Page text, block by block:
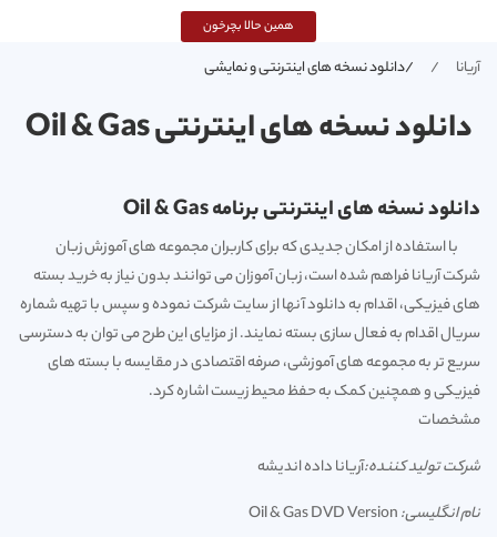
همین حالا بچرخون
دانلود نسخه های اینترنتی Oil & Gas
آریانا /دانلود نسخه های اینترنتی و نمایشی
دانلود نسخه های اینترنتی برنامه Oil & Gas
با استفاده از امکان جدیدی که برای کاربران مجموعه های آموزش زبان
شرکت آریانا فراهم شده است، زبان آموزان می توانند بدون نیاز به خرید بسته
های فیزیکی، اقدام به دانلود آنها از سایت شرکت نموده و سپس با تهیه شماره
سریال اقدام به فعال سازی بسته نمایند. از مزایای این طرح می توان به دسترسی
سریع تر به مجموعه های آموزشی، صرفه اقتصادی در مقایسه با بسته های
فیزیکی و همچنین کمک به حفظ محیط زیست اشاره کرد.
مشخصات
شرکت تولید کننده:آریانا داده اندیشه
نام انگلیسی: